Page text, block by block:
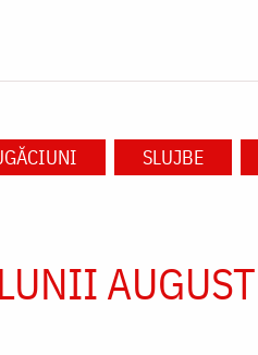
SLUJBE
AUGUST